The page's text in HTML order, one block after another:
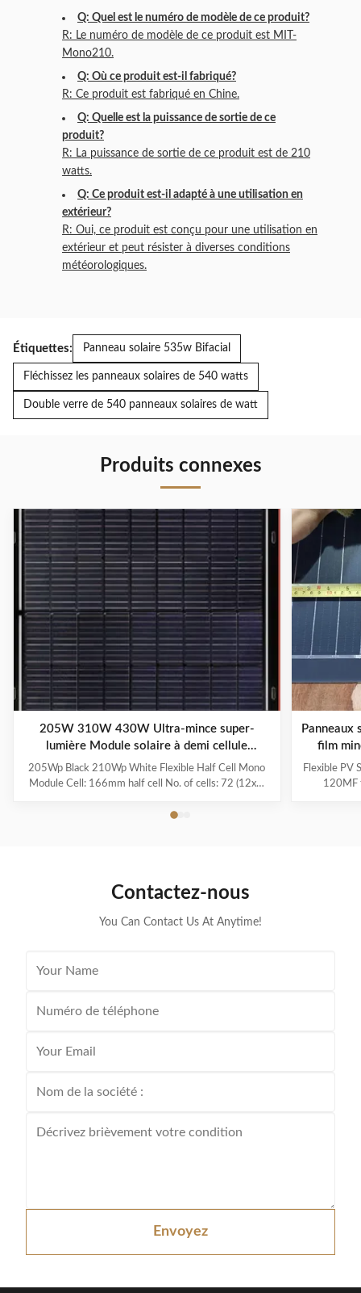
Q: Quel est le numéro de modèle de ce produit?
R: Le numéro de modèle de ce produit est MIT-
Mono210.
Q: Où ce produit est-il fabriqué?
R: Ce produit est fabriqué en Chine.
Q: Quelle est la puissance de sortie de ce
produit?
R: La puissance de sortie de ce produit est de 210
watts.
Q: Ce produit est-il adapté à une utilisation en
extérieur?
R: Oui, ce produit est conçu pour une utilisation en
extérieur et peut résister à diverses conditions
météorologiques.
Étiquettes: Panneau solaire 535w Bifacial
Fléchissez les panneaux solaires de 540 watts
Double verre de 540 panneaux solaires de watt
Produits connexes
205W 310W 430W Ultra-mince super-
lumière Module solaire à demi cellule
monocristallin à balcon semi-flexible
205Wp Black 210Wp White Flexible Half Cell Mono
Module Cell: 166mm half cell No. of cells: 72 (12x6)
Voltage:41.4V Voc: 49.2V Maximum System Voltage:
vehicles
film
Flexible PV
120MF
Contactez-nous
You Can Contact Us At Anytime!
Envoyez